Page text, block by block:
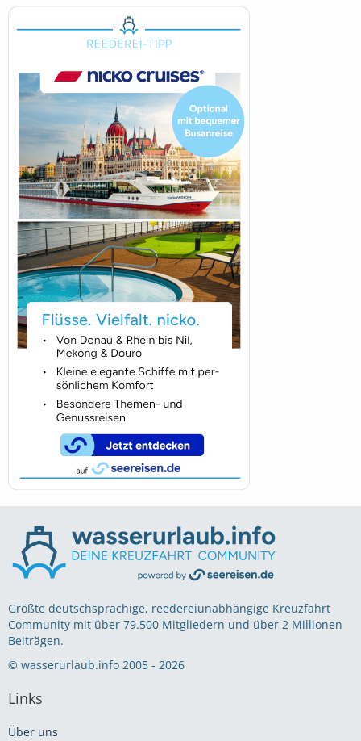
Größte deutschsprachige, reedereiunabhängige Kreuzfahrt
Community mit über 79.500 Mitgliedern und über 2 Millionen
Beiträgen.
© wasserurlaub.info 2005 - 2026
Links
Über uns